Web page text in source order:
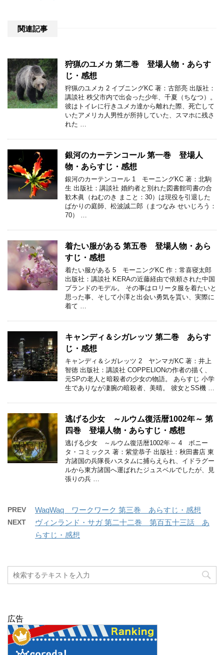
関連記事
狩猟のユメカ 第二巻 登場人物・あらす
じ・感想
狩猟のユメカ 2 イブニングKC 著：古部亮 出版社：
講談社 秩父市内で出会った少年、千夏（ちなつ）。
彼はトイレに行きユメカ達から離れた際、死亡して
いたアメリカ人男性が所持していた、スマホに残さ
れた …
銀河のカーテンコール 第一巻 登場人
物・あらすじ・感想
銀河のカーテンコール 1 モーニングKC 著：北駒
生 出版社：講談社 婚約者と別れた図書館司書の合
歓木眞（ねむのき まこと：30）は現役を引退した
ばかりの庭師、松波誠二郎（まつなみ せいじろう：
70） …
着たい服がある 第五巻 登場人物・あら
すじ・感想
着たい服がある 5 モーニングKC 作：常喜寝太郎
出版社：講談社 KERAの近藤経由で依頼された中国
ブランドのモデル。 その事はロリータ服を着たいと
思った事、そして小澤と出会い勇気を貰い、実際に
着て …
キャンディ＆シガレッツ 第二巻 あらす
じ・感想
キャンディ＆シガレッツ 2 ヤンマガKC 著：井上
智徳 出版社：講談社 COPPELIONの作者の描く、
元SPの老人と暗殺者の少女の物語。 あらすじ 小学
生でありなが凄腕の暗殺者、美晴。 彼女とSS機 …
逃げる少女 ～ルウム復活暦1002年～ 第
四巻 登場人物・あらすじ・感想
逃げる少女 ～ルウム復活暦1002年～ 4 ボニー
タ・コミックス 著：紫堂恭子 出版社：秋田書店 東
方諸国の兵隊長ハスタムに捕らえられ、イドラグー
ルから東方諸国へ運ばれたジュスベルでしたが、見
張りの兵 …
PREV WaqWaq ワークワーク 第三巻 あらすじ・感想
NEXT
ヴィンランド・サガ 第二十二巻 第百五十三話 あ
らすじ・感想
広告